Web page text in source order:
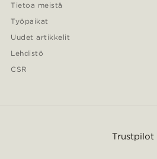
Tietoa meistä
Työpaikat
Uudet artikkelit
Lehdistö
CSR
Trustpilot